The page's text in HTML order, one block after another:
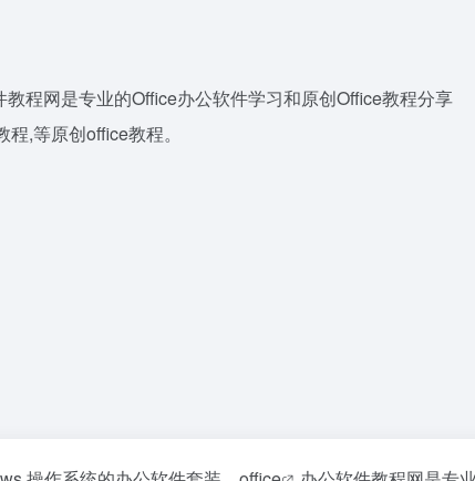
程网是专业的Office办公软件学习和原创Office教程分享
,等原创office教程。